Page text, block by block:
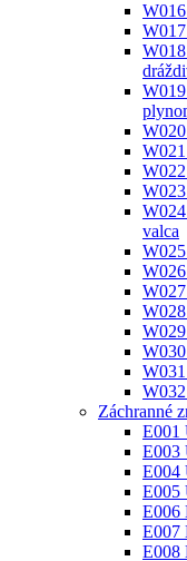
valca
Záchranné
E001
E003
E004
E005
E006
E007
E008